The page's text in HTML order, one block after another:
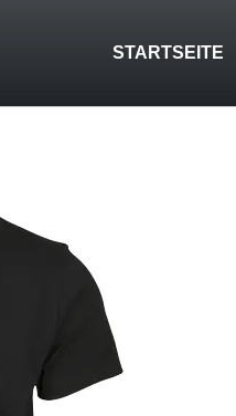
STARTSEITE